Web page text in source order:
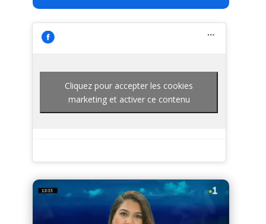
Cliquez pour accepter les cookies
marketing et activer ce contenu